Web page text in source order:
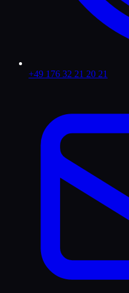
+49 176 32 21 20 21